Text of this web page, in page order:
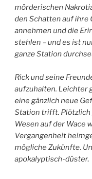
mörderischen
den Schatten auf ihre
annehmen und die
stehlen – und es ist
ganze Station
Rick und seine
aufzuhalten. Leichter
eine gänzlich neue
Station trifft. Plötzlich
Wesen auf der Wace
Vergangenheit
mögliche Zukünfte.
apokalyptisch-düster.